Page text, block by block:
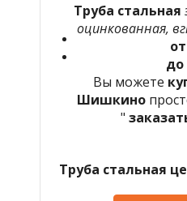
Труба стальная
оцинкованная,
до
Вы можете
Шишкино
"
Труба стальная